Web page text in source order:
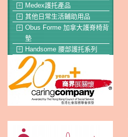
＋ Medex護托產品
＋ 其他日常生活輔助用品
＋
Obus Forme 加拿大護脊椅背
墊
＋ Handsome 腰部護托系列